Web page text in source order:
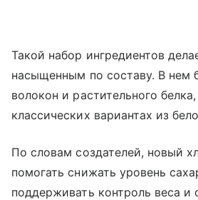
Такой набор ингредиентов
насыщенным по составу. В нем
волокон и растительного
классических вариантах из
По словам создателей, новый
помогать снижать уровень
поддерживать контроль веса и